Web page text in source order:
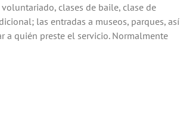
clases de baile, clase de
las entradas a museos, parques, así
a quién preste el servicio. Normalmente